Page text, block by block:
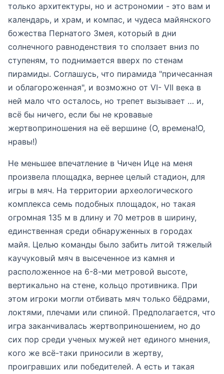
только архитектуры, но и астрономии - это вам и
календарь, и храм, и компас, и чудеса майянского
божества Пернатого Змея, который в дни
солнечного равноденствия то сползает вниз по
ступеням, то поднимается вверх по стенам
пирамиды. Соглашусь, что пирамида "причесанная
и облагороженная", и возможно от VI- VII века в
ней мало что осталось, но трепет вызывает … и,
всё бы ничего, если бы не кровавые
жертвоприношения на её вершине (О, времена!О,
нравы!)
Не меньшее впечатление в Чичен Ице на меня
произвела площадка, вернее целый стадион, для
игры в мяч. На территории археологического
комплекса семь подобных площадок, но такая
огромная 135 м в длину и 70 метров в ширину,
единственная среди обнаруженных в городах
майя. Целью команды было забить литой тяжелый
каучуковый мяч в высеченное из камня и
расположенное на 6-8-ми метровой высоте,
вертикально на стене, кольцо противника. При
этом игроки могли отбивать мяч только бёдрами,
локтями, плечами или спиной. Предполагается, что
игра заканчивалась жертвоприношением, но до
сих пор среди ученых мужей нет единого мнения,
кого же всё-таки приносили в жертву,
проигравших или победителей. А есть и такая